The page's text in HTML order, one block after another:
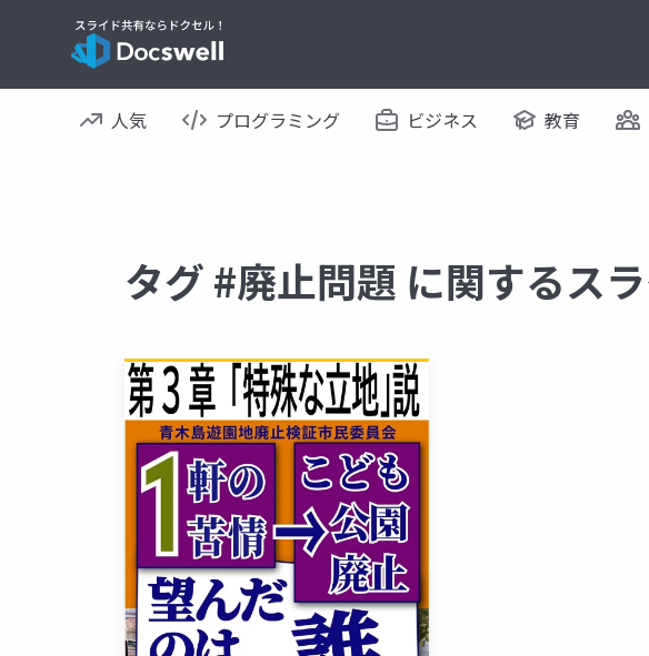
人気 プログラミング ビジネス 教育
タグ #廃止問題 に関するス